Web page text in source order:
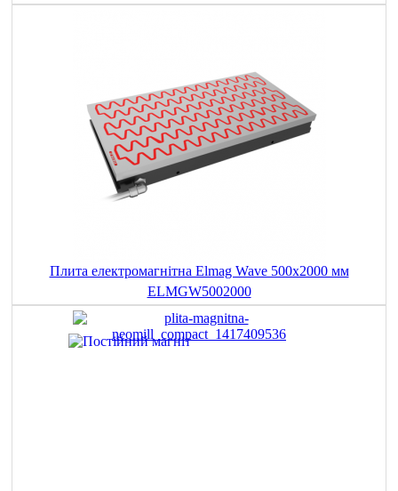
Плита електромагнітна Elmag Wave 500x2000 мм
ELMGW5002000